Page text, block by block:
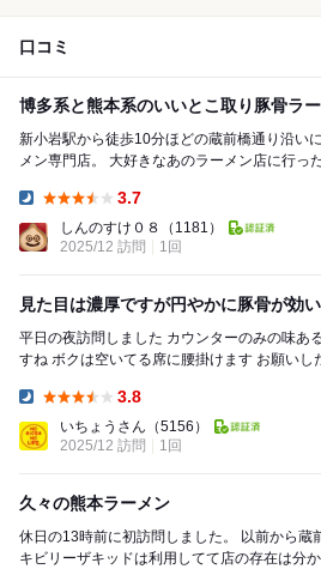
口コミ
博多系と熊本系のいいとこ取り豚骨ラー
新小岩駅から徒歩10分ほどの蔵前橋通り沿い
メン専門店。 大好きなあのラーメン店に行ったら臨時休業だったので、
3.7
しんのすけ０８
（1181）
2025/12 訪問
1回
見た目は濃厚ですが円やかに豚骨が効
平日の夜訪問しました カウンターのみの味ある店内、先客は５割ほどで
すね ボクは空いてる席に腰掛けます お願いしたものは ※全て税込表記 ⚫︎
3.8
いちょうさん （5156）
2025/12 訪問
1回
久々の熊本ラーメン
休日の13時前に初訪問しました。 以前から蔵前通りの対面にあるステー
キビリーザキッドは利用してて店の存在は分